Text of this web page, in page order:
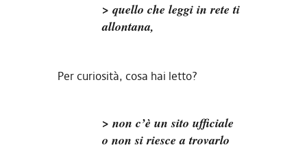
> quello che leggi in rete ti
allontana,
Per curiosità, cosa hai letto?
> non c’è un sito ufficiale
o non si riesce a trovarlo